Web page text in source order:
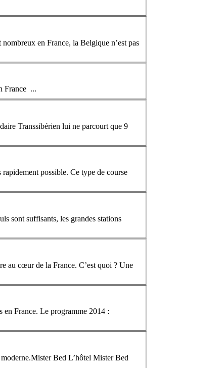
nombreux en France, la Belgique n’est pas
France...
Transsibérien lui ne parcourt que 9
possible. Ce type de course
sont suffisants, les grandes stations
au cœur de la France. C’est quoi ? Une
en France. Le programme 2014 :
Bed L’hôtel Mister Bed